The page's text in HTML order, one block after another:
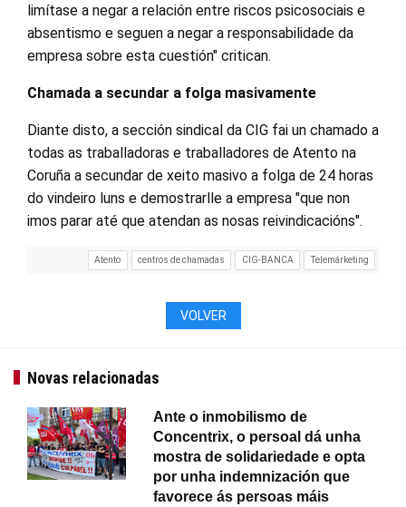
limítase a negar a relación entre riscos psicosociais e
absentismo e seguen a negar a responsabilidade da
empresa sobre esta cuestión" critican.
Chamada a secundar a folga masivamente
Diante disto, a sección sindical da CIG fai un chamado a
todas as traballadoras e traballadores de Atento na
Coruña a secundar de xeito masivo a folga de 24 horas
do vindeiro luns e demostrarlle a empresa "que non
imos parar até que atendan as nosas reivindicacións".
Atento centros de chamadas CIG-BANCA Telemárketing
VOLVER
Novas relacionadas
Ante o inmobilismo de
Concentrix, o persoal dá unha
mostra de solidariedade e opta
por unha indemnización que
favorece ás persoas máis